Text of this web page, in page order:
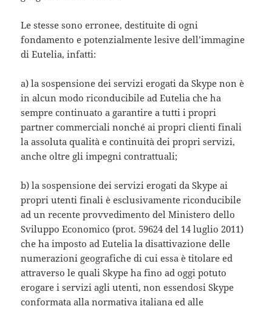
Le stesse sono erronee, destituite di ogni
fondamento e potenzialmente lesive dell’immagine
di Eutelia, infatti:
a) la sospensione dei servizi erogati da Skype non è
in alcun modo riconducibile ad Eutelia che ha
sempre continuato a garantire a tutti i propri
partner commerciali nonché ai propri clienti finali
la assoluta qualità e continuità dei propri servizi,
anche oltre gli impegni contrattuali;
b) la sospensione dei servizi erogati da Skype ai
propri utenti finali è esclusivamente riconducibile
ad un recente provvedimento del Ministero dello
Sviluppo Economico (prot. 59624 del 14 luglio 2011)
che ha imposto ad Eutelia la disattivazione delle
numerazioni geografiche di cui essa è titolare ed
attraverso le quali Skype ha fino ad oggi potuto
erogare i servizi agli utenti, non essendosi Skype
conformata alla normativa italiana ed alle